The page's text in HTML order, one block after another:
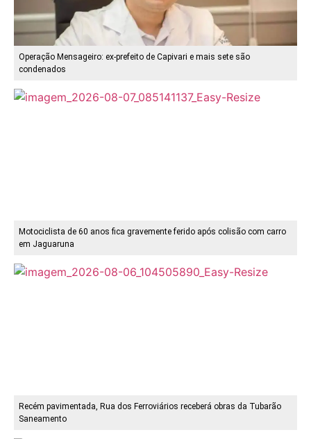
Operação Mensageiro: ex-prefeito de Capivari e mais sete são
condenados
Motociclista de 60 anos fica gravemente ferido após colisão com carro
em Jaguaruna
Recém pavimentada, Rua dos Ferroviários receberá obras da Tubarão
Saneamento